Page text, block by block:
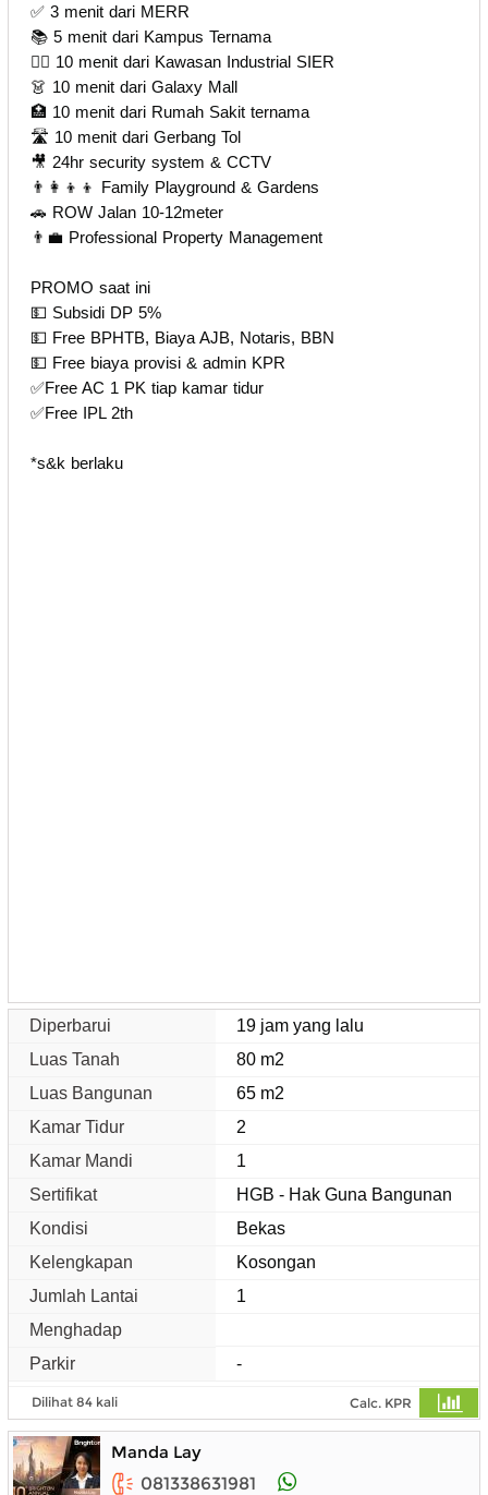
✅ 3 menit dari MERR
📚 5 menit dari Kampus Ternama
👷‍♀ 10 menit dari Kawasan Industrial SIER
👗 10 menit dari Galaxy Mall
🏥 10 menit dari Rumah Sakit ternama
🛣️ 10 menit dari Gerbang Tol
🎥 24hr security system & CCTV
👨‍👩‍👦‍👦 Family Playground & Gardens
🚗 ROW Jalan 10-12meter
👨‍💼 Professional Property Management
PROMO saat ini
💵 Subsidi DP 5%
💵 Free BPHTB, Biaya AJB, Notaris, BBN
💵 Free biaya provisi & admin KPR
✅Free AC 1 PK tiap kamar tidur
✅Free IPL 2th
*s&k berlaku
Diperbarui
19 jam yang lalu
Luas Tanah
80 m2
Luas Bangunan
65 m2
Kamar Tidur
2
Kamar Mandi
1
Sertifikat
HGB - Hak Guna Bangunan
Kondisi
Bekas
Kelengkapan
Kosongan
Jumlah Lantai
1
Menghadap
Parkir
-
Dilihat 84 kali Calc. KPR
Manda Lay
081338631981